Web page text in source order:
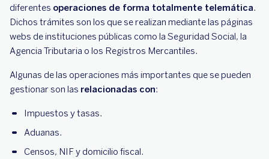
diferentes operaciones de forma totalmente telemática.
Dichos trámites son los que se realizan mediante las páginas
webs de instituciones públicas como la Seguridad Social, la
Agencia Tributaria o los Registros Mercantiles.
Algunas de las operaciones más importantes que se pueden
gestionar son las relacionadas con:
Impuestos y tasas.
Aduanas.
Censos, NIF y domicilio fiscal.